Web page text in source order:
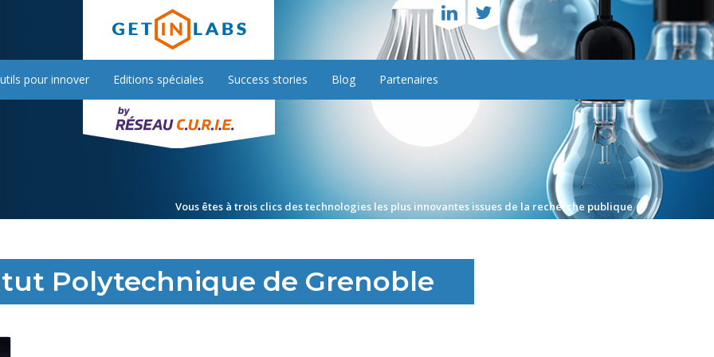
pour innover Editions spéciales Success stories Blog Partenaires
Vous êtes à trois clics des technologies les plus innovantes issues de la recherche publique
Polytechnique de Grenoble